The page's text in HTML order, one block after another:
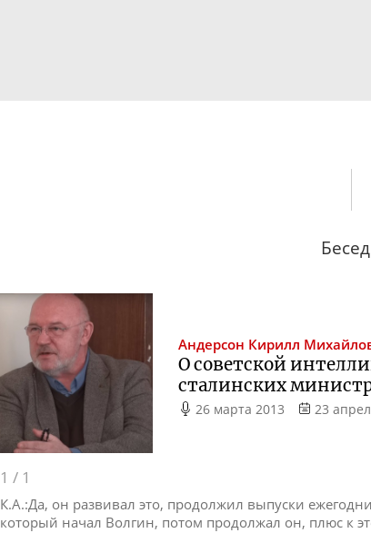
Андерсон Кирилл
О советской
сталинских
26 марта 2013 23
1 / 1
К.А.:Да, он развивал это, продолжил выпуски
который начал Волгин, потом продолжал он, плюс к